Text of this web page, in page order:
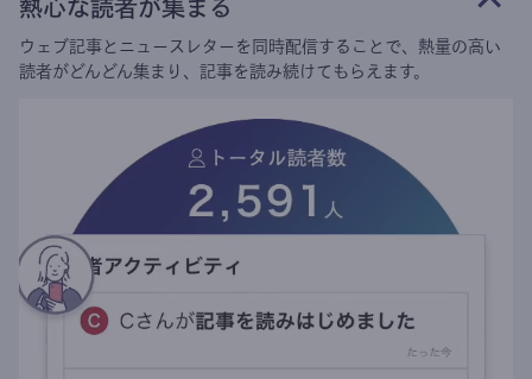
熱心な読者が集まる
ウェブ記事とニュースレターを同時配信することで、熱量の高い
読者がどんどん集まり、記事を読み続けてもらえます。